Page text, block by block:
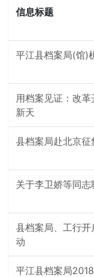
信息标题
平江县档案局(馆)
用档案见证：改
新天
县档案局赴北京
关于李卫娇等同
县档案局、工行
动
平江县档案局